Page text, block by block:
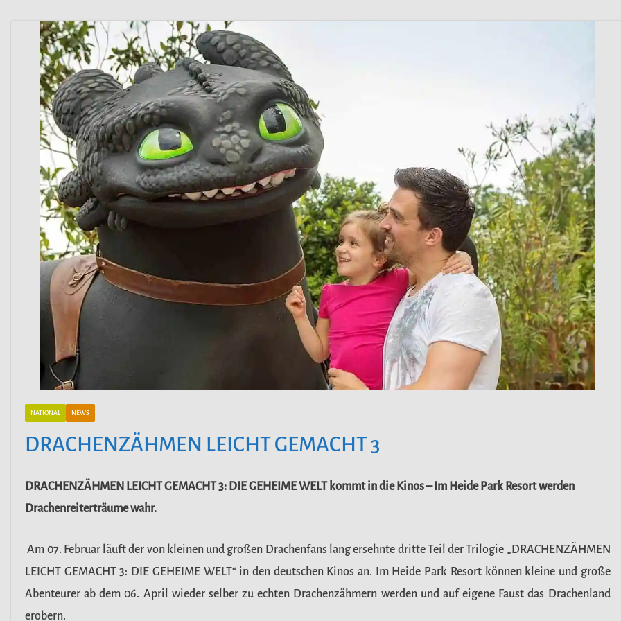
NATIONAL NEWS
DRACHENZÄHMEN LEICHT GEMACHT 3
DRACHENZÄHMEN LEICHT GEMACHT 3: DIE GEHEIME WELT kommt in die Kinos – Im Heide Park Resort werden
Drachenreiterträume wahr.
Am 07. Februar läuft der von kleinen und großen Drachenfans lang ersehnte dritte Teil der Trilogie „DRACHENZÄHMEN
LEICHT GEMACHT 3: DIE GEHEIME WELT“ in den deutschen Kinos an. Im Heide Park Resort können kleine und große
Abenteurer ab dem 06. April wieder selber zu echten Drachenzähmern werden und auf eigene Faust das Drachenland
erobern.